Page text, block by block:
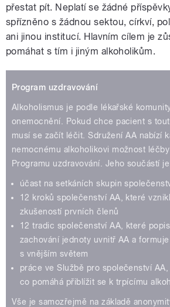
přestat pít. Neplatí se žádné
spřízněno s žádnou sektou, církví,
ani jinou institucí. Hlavním cílem je
pomáhat s tím i jiným alkoholikům.
Program uzdravování
Alkoholismus je podle lékařské
onemocnění. Pokud chce pacient s
musí se začít léčit. Sdružení AA nabízí
nemocnému alkoholikovi možnost
Programu uzdravování. Jeho součástí
účast na setkáních skupin
12 kroků společenství AA, které
zkušeností prvních členů
12 tradic společenství AA, které
zachování jednoty uvnitř AA a
s vnějším světem
práce ve Službě pro společenství
co pomáhá přiblížit se k trpícímu
Vše je samozřejmě na základě